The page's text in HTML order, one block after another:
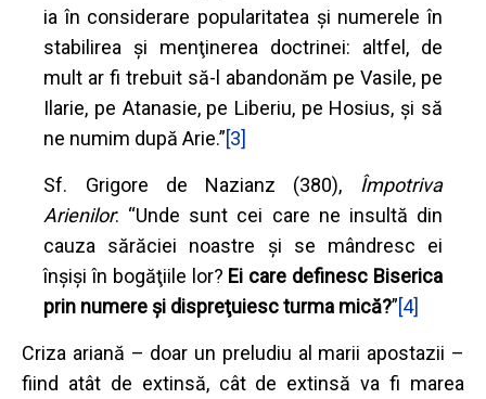
ia în considerare popularitatea şi numerele în
stabilirea şi menţinerea doctrinei: altfel, de
mult ar fi trebuit să-l abandonăm pe Vasile, pe
Ilarie, pe Atanasie, pe Liberiu, pe Hosius, şi să
ne numim după Arie.”[3]
Sf. Grigore de Nazianz (380), Împotriva
Arienilor: “Unde sunt cei care ne insultă din
cauza sărăciei noastre şi se mândresc ei
înşişi în bogăţiile lor? Ei care definesc Biserica
prin numere şi dispreţuiesc turma mică?”[4]
Criza ariană – doar un preludiu al marii apostazii –
fiind atât de extinsă, cât de extinsă va fi marea